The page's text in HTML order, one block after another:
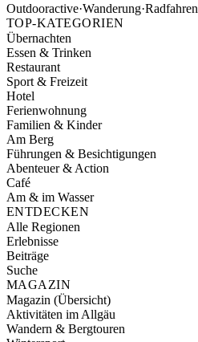
Outdooractive·Wanderung·Radfahren
TOP-KATEGORIEN
Übernachten
Essen & Trinken
Restaurant
Sport & Freizeit
Hotel
Ferienwohnung
Familien & Kinder
Am Berg
Führungen & Besichtigungen
Abenteuer & Action
Café
Am & im Wasser
ENTDECKEN
Alle Regionen
Erlebnisse
Beiträge
Suche
MAGAZIN
Magazin (Übersicht)
Aktivitäten im Allgäu
Wandern & Bergtouren